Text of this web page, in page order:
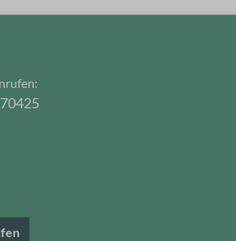
warm oder bis zu 24
oder Kälte. Dieser Deckel mit
Getränken oder
von Lebensmitteln oder
Aus 18/8 Edelstahl, Hergestellt
nicht Spülmaschinen geeignet.